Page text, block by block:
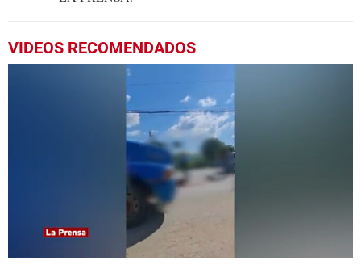
VIDEOS RECOMENDADOS